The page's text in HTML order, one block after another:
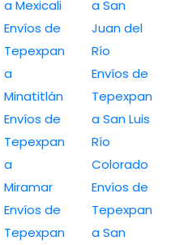
a Mexicali
Envíos de
Tepexpan
a
Minatitlán
Envíos de
Tepexpan
a
Miramar
Envíos de
Tepexpan
a San
Juan del
Río
Envíos de
Tepexpan
a San Luis
Río
Colorado
Envíos de
Tepexpan
a San